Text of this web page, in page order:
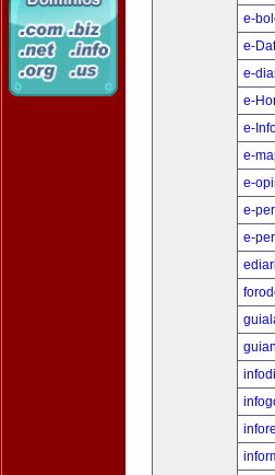
e-
e-
e-
e-
e-
e-
e-
e-
e-